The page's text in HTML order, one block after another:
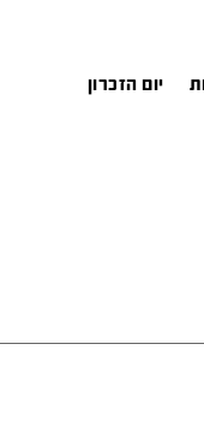
יום הזכרון